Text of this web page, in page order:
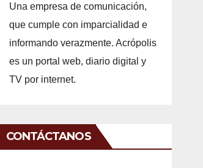
Una empresa de comunicación,
que cumple con imparcialidad e
informando verazmente. Acrópolis
es un portal web, diario digital y
TV por internet.
CONTÁCTANOS